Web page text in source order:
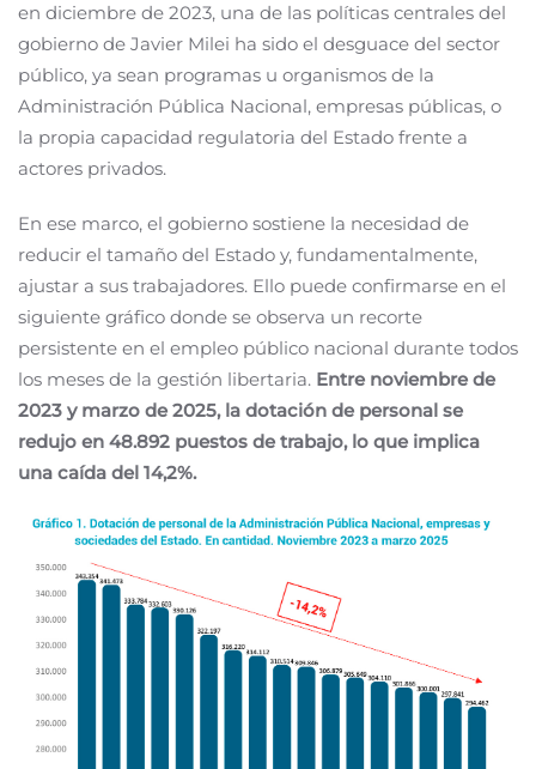
en diciembre de 2023, una de las políticas centrales del
gobierno de Javier Milei ha sido el desguace del sector
público, ya sean programas u organismos de la
Administración Pública Nacional, empresas públicas, o
la propia capacidad regulatoria del Estado frente a
actores privados.
En ese marco, el gobierno sostiene la necesidad de
reducir el tamaño del Estado y, fundamentalmente,
ajustar a sus trabajadores. Ello puede confirmarse en el
siguiente gráfico donde se observa un recorte
persistente en el empleo público nacional durante todos
los meses de la gestión libertaria. Entre noviembre de
2023 y marzo de 2025, la dotación de personal se
redujo en 48.892 puestos de trabajo, lo que implica
una caída del 14,2%.